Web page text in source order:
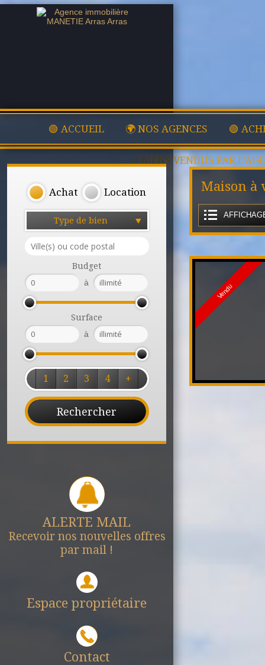
🟢 ACCUEIL 🌍 NOS AGENCES 🟢
✅ BIENS VENDUS PAR
Achat Location
Type de bien
Budget
à
Surface
à
1 2 3 4 +
ALERTE MAIL
Recevoir nos nouvelles offres
par mail !
Espace propriétaire
Contact
Maison à
Vendu